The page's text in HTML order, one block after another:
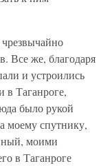
чрезвычайно
Все же, благодаря
и устроились
Таганроге,
было рукой
моему спутнику,
моими
в Таганроге